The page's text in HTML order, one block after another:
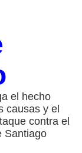
el hecho
causas y el
contra el
Santiago